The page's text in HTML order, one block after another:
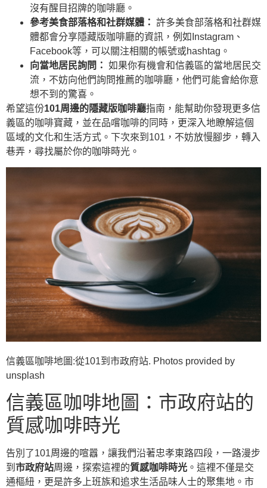
沒有醒目招牌的咖啡廳。
參考美食部落格和社群媒體： 許多美食部落格和社群媒
體都會分享隱藏版咖啡廳的資訊，例如Instagram、
Facebook等，可以關注相關的帳號或hashtag。
向當地居民詢問： 如果你有機會和信義區的當地居民交
流，不妨向他們詢問推薦的咖啡廳，他們可能會給你意
想不到的驚喜。
希望這份101周邊的隱藏版咖啡廳指南，能幫助你發現更多信
義區的咖啡寶藏，並在品嚐咖啡的同時，更深入地瞭解這個
區域的文化和生活方式。下次來到101，不妨放慢腳步，轉入
巷弄，尋找屬於你的咖啡時光。
信義區咖啡地圖:從101到市政府站. Photos provided by
unsplash
信義區咖啡地圖：市政府站的
質感咖啡時光
告別了101周邊的喧囂，讓我們沿著忠孝東路四段，一路漫步
到 市政府站周邊，探索這裡的質感咖啡時光 。這裡不僅是交
通樞紐，更是許多上班族和追求生活品味人士的聚集地。市